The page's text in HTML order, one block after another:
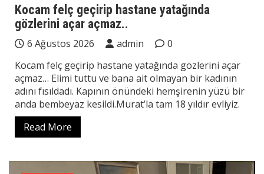
Kocam felç geçirip hastane yatağında
gözlerini açar açmaz..
6 Ağustos 2026 admin
0
Kocam felç geçirip hastane yatağında gözlerini açar
açmaz… Elimi tuttu ve bana ait olmayan bir kadının
adını fısıldadı. Kapının önündeki hemşirenin yüzü bir
anda bembeyaz kesildi.Murat’la tam 18 yıldır evliyiz.
Read More